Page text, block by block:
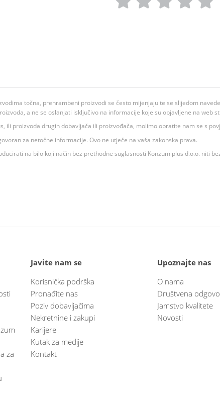
točna, prehrambeni proizvodi se često mijenjaju te se slijedom
a ne se oslanjati isključivo na informacije koje su objavljene na web
ili proizvoda drugih dobavljača ili proizvođača, molimo obratite nam se s
za netočne informacije. Ovo ne utječe na vaša zakonska prava.
na bilo koji način bez prethodne suglasnosti Konzum plus d.o.o. niti
za
Javite nam se
Korisnička podrška
Pronađite nas
Poziv dobavljačima
Nekretnine i zakupi
Karijere
Kutak za medije
Kontakt
Upoznajte nas
O nama
Društvena
Jamstvo kvalitete
Novosti